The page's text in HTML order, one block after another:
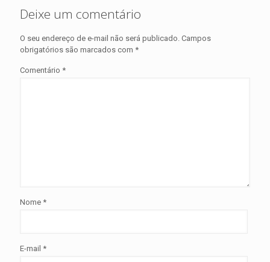
Deixe um comentário
O seu endereço de e-mail não será publicado. Campos
obrigatórios são marcados com *
Comentário *
Nome *
E-mail *